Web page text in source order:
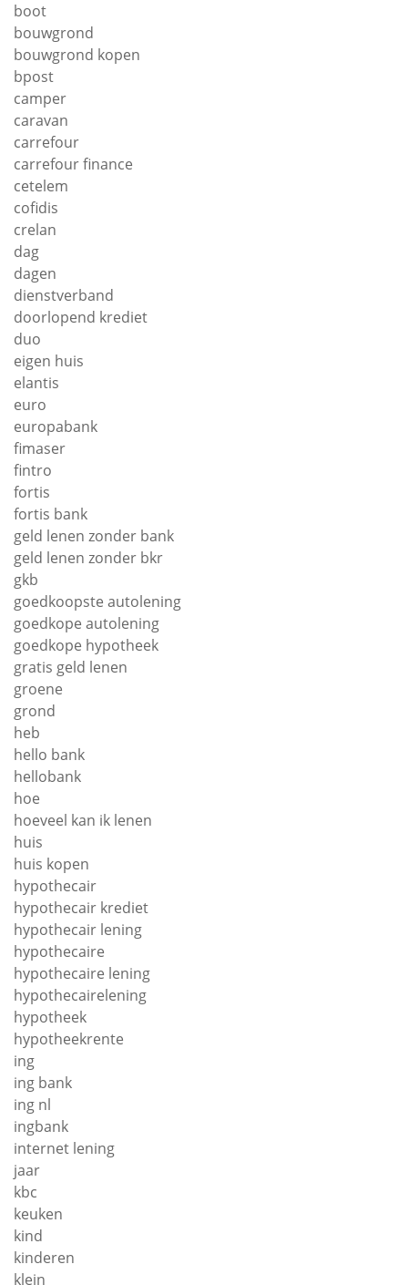
boot
bouwgrond
bouwgrond kopen
bpost
camper
caravan
carrefour
carrefour finance
cetelem
cofidis
crelan
dag
dagen
dienstverband
doorlopend krediet
duo
eigen huis
elantis
euro
europabank
fimaser
fintro
fortis
fortis bank
geld lenen zonder bank
geld lenen zonder bkr
gkb
goedkoopste autolening
goedkope autolening
goedkope hypotheek
gratis geld lenen
groene
grond
heb
hello bank
hellobank
hoe
hoeveel kan ik lenen
huis
huis kopen
hypothecair
hypothecair krediet
hypothecair lening
hypothecaire
hypothecaire lening
hypothecairelening
hypotheek
hypotheekrente
ing
ing bank
ing nl
ingbank
internet lening
jaar
kbc
keuken
kind
kinderen
klein